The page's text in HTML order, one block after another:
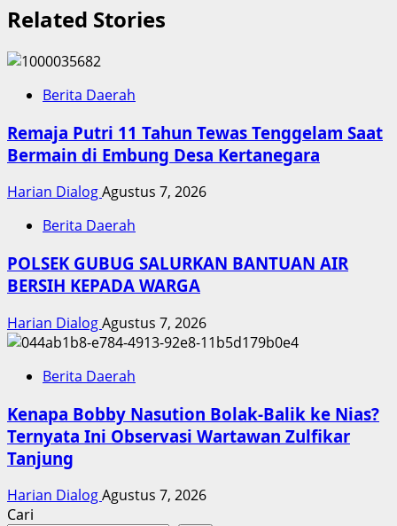
Related Stories
Berita Daerah
Remaja Putri 11 Tahun Tewas Tenggelam Saat
Bermain di Embung Desa Kertanegara
Harian DialogAgustus 7, 2026
Berita Daerah
POLSEK GUBUG SALURKAN BANTUAN AIR
BERSIH KEPADA WARGA
Harian DialogAgustus 7, 2026
Berita Daerah
Kenapa Bobby Nasution Bolak-Balik ke Nias?
Ternyata Ini Observasi Wartawan Zulfikar
Tanjung
Harian DialogAgustus 7, 2026
Cari